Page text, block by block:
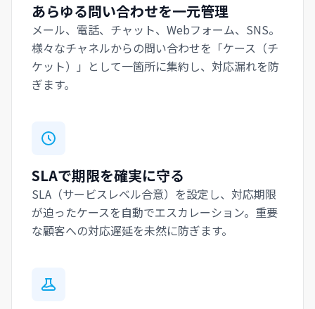
あらゆる問い合わせを一元管理
メール、電話、チャット、Webフォーム、SNS。
様々なチャネルからの問い合わせを「ケース（チ
ケット）」として一箇所に集約し、対応漏れを防
ぎます。
SLAで期限を確実に守る
SLA（サービスレベル合意）を設定し、対応期限
が迫ったケースを自動でエスカレーション。重要
な顧客への対応遅延を未然に防ぎます。